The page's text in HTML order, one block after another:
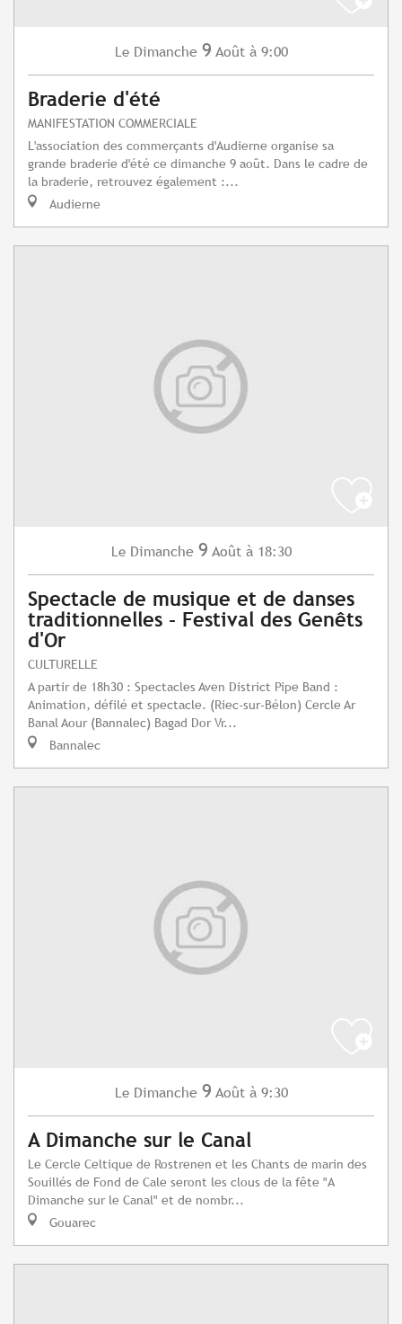
Le Dimanche 9 Août à 9:00
Braderie d'été
MANIFESTATION COMMERCIALE
L'association des commerçants d'Audierne organise sa
grande braderie d'été ce dimanche 9 août. Dans le cadre de
la braderie, retrouvez également :...
Audierne
Le Dimanche 9 Août à 18:30
Spectacle de musique et de danses
traditionnelles - Festival des Genêts
d'Or
CULTURELLE
A partir de 18h30 : Spectacles Aven District Pipe Band :
Animation, défilé et spectacle. (Riec-sur-Bélon) Cercle Ar
Banal Aour (Bannalec) Bagad Dor Vr...
Bannalec
Le Dimanche 9 Août à 9:30
A Dimanche sur le Canal
Le Cercle Celtique de Rostrenen et les Chants de marin des
Souillés de Fond de Cale seront les clous de la fête "A
Dimanche sur le Canal" et de nombr...
Gouarec